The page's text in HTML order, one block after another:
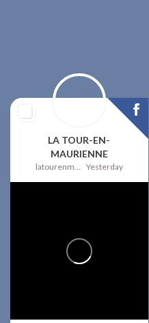
LA TOUR-EN-
MAURIENNE
latourenmaurienne Yesterday